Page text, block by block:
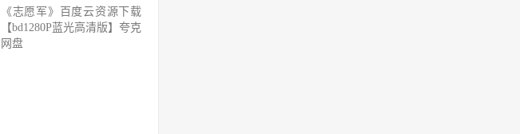
《志愿军》百度云资源下载
【bd1280P蓝光高清版】夸克
网盘